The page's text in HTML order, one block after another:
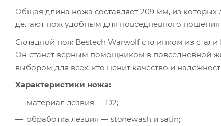
Общая длина ножа составляет 209 мм, из которых
делают нож удобным для повседневного ношения
Складной нож Bestech Warwolf с клинком из
Он станет верным помощником в повседневной
выбором для всех, кто ценит качество и
Характеристики ножа:
материал лезвия — D2;
обработка лезвия — stonewash и satin;